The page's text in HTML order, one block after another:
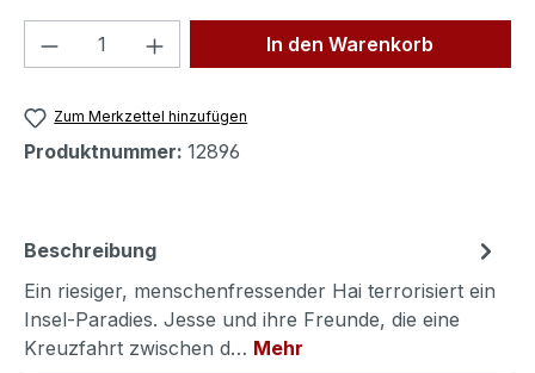
Produkt Anzahl: Gib denIn den Warenkorb
Zum Merkzettel hinzufügen
Produktnummer: 12896
Beschreibung
Ein riesiger, menschenfressender Hai terrorisiert ein
Insel-Paradies. Jesse und ihre Freunde, die eine
Kreuzfahrt zwischen d… Mehr